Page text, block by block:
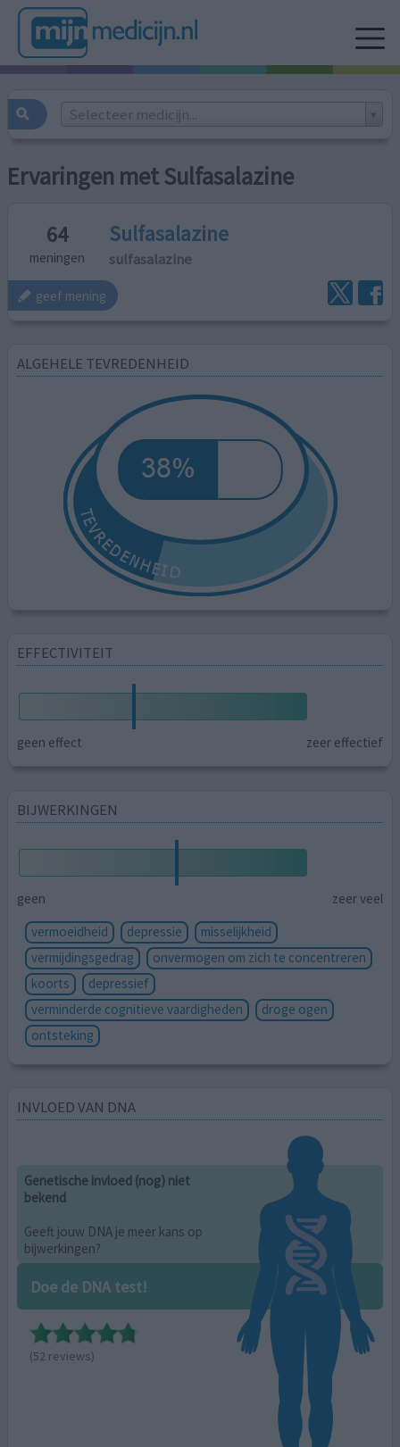
Selecteer medicijn...
Ervaringen met Sulfasalazine
64
meningen
Sulfasalazine
sulfasalazine
geef mening
ALGEHELE TEVREDENHEID
EFFECTIVITEIT
geen effect zeer effectief
BIJWERKINGEN
geen
zeer veel
vermoeidheid
depressie
misselijkheid
vermijdingsgedrag
onvermogen om zich te concentreren
koorts
depressief
verminderde cognitieve vaardigheden
droge ogen
ontsteking
INVLOED VAN DNA
Genetische invloed (nog) niet
bekend
Geeft jouw DNA je meer kans op
bijwerkingen?
Doe de DNA test!
(52 reviews)